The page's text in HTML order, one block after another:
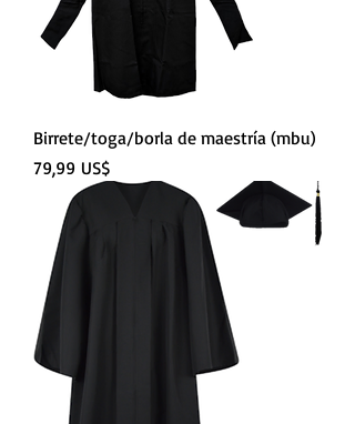
Birrete/toga/borla de maestría (mbu)
Precio
79,99 US$